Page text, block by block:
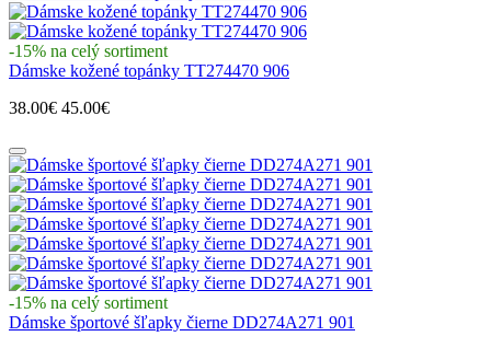
-15% na celý sortiment
Dámske kožené topánky TT274470 906
38.00€ 45.00€
-15% na celý sortiment
Dámske športové šľapky čierne DD274A271 901